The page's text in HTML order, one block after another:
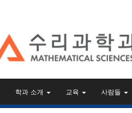
수리과학과
학과 소개 교육 사람들